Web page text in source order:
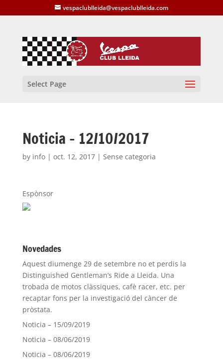
vespaclublleida@vespaclublleida.com
Select Page
Noticia – 12/10/2017
by info| oct. 12, 2017| Sense categoria
Espònsor
Novedades
Aquest diumenge 29 de setembre no et perdis la
Distinguished Gentleman’s Ride a Lleida. Una
trobada de motos clàssiques, cafè racer, etc. per
recaptar fons per la investigació del càncer de
pròstata.
Noticia – 15/09/2019
Noticia – 08/06/2019
Noticia – 08/06/2019